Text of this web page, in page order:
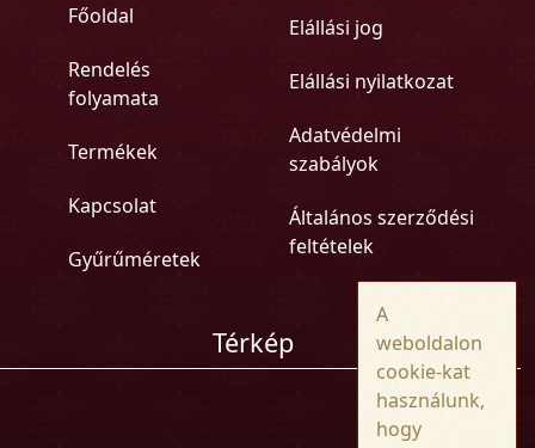
Főoldal
Rendelés
folyamata
Termékek
Kapcsolat
Gyűrűméretek
Elállási jog
Elállási nyilatkozat
Adatvédelmi
szabályok
Általános szerződési
feltételek
Térkép
A
weboldalon
cookie-kat
használunk,
hogy